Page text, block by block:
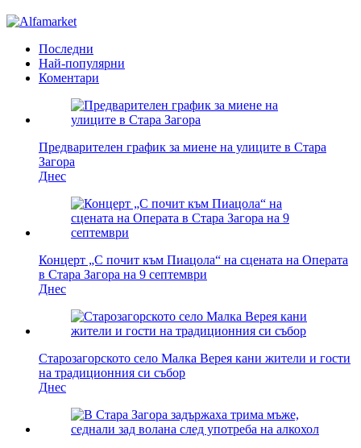
Последни
Най-популярни
Коментари
Предварителен график за миене на улиците в Стара
Загора
Днес
Концерт „С почит към Пиацола“ на сцената на Операта
в Стара Загора на 9 септември
Днес
Старозагорското село Малка Верея кани жители и гости
на традиционния си събор
Днес